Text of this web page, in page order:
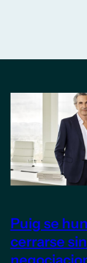
Puig se
cerrarse